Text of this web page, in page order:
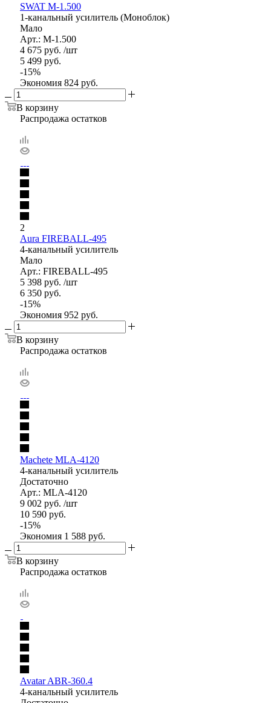
SWAT M-1.500
1-канальный усилитель (Моноблок)
Мало
Арт.: M-1.500
4 675 руб. /шт
5 499 руб.
-15%
Экономия 824 руб.
В корзину
Распродажа остатков
2
Aura FIREBALL-495
4-канальный усилитель
Мало
Арт.: FIREBALL-495
5 398 руб. /шт
6 350 руб.
-15%
Экономия 952 руб.
В корзину
Распродажа остатков
Machete MLA-4120
4-канальный усилитель
Достаточно
Арт.: MLA-4120
9 002 руб. /шт
10 590 руб.
-15%
Экономия 1 588 руб.
В корзину
Распродажа остатков
Avatar ABR-360.4
4-канальный усилитель